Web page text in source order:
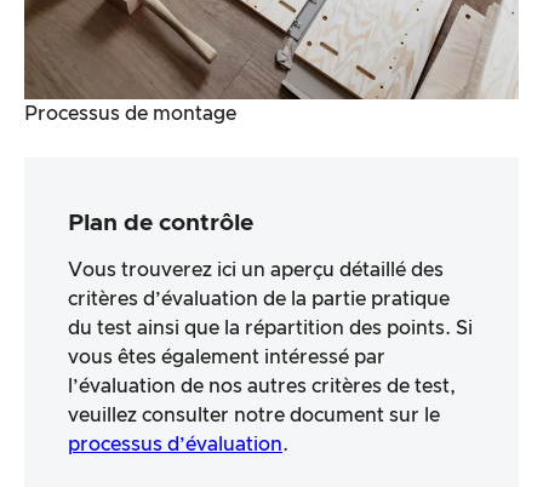
Processus de montage
Plan de contrôle
Vous trouverez ici un aperçu détaillé des
critères d’évaluation de la partie pratique
du test ainsi que la répartition des points. Si
vous êtes également intéressé par
l’évaluation de nos autres critères de test,
veuillez consulter notre document sur le
processus d’évaluation.